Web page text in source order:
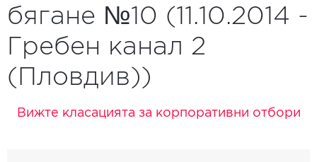
бягане №10 (11.10.2014 -
Гребен канал 2
(Пловдив))
Вижте класацията за корпоративни отбори